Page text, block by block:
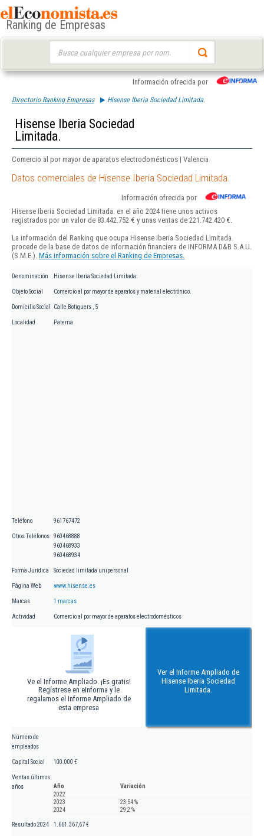
Ranking de Empresas
Información ofrecida por
Directorio Ranking Empresas Hisense Iberia Sociedad Limitada.
Hisense Iberia Sociedad
Limitada.
Comercio al por mayor de aparatos electrodomésticos | Valencia
Datos comerciales de Hisense Iberia Sociedad Limitada.
Información ofrecida por
Hisense Iberia Sociedad Limitada. en el año 2024 tiene unos activos
registrados por un valor de 83.442.752 € y unas ventas de 221.742.420 €.
La información del Ranking que ocupa Hisense Iberia Sociedad Limitada.
procede de la base de datos de información financiera de INFORMA D&B S.A.U.
(S.M.E.). Más información sobre el Ranking de Empresas.
Denominación Hisense Iberia Sociedad Limitada.
Objeto Social Comercio al por mayor de aparatos y material electrónico.
Domicilio Social Calle Botiguers , 5
Localidad Paterna
Teléfono 961767472
Otros Teléfonos
960468888
960468933
960468934
Forma Jurídica Sociedad limitada unipersonal
Página Web www.hisense.es
Marcas 1 marcas
Actividad Comercio al por mayor de aparatos electrodomésticos
Ve el Informe Ampliado. ¡Es gratis!
Regístrese en eInforma y le
regalamos el Informe Ampliado de
esta empresa
Ver el Informe Ampliado de
Hisense Iberia Sociedad
Limitada.
Número de
empleados
Capital Social 100.000 €
Ventas últimos
años
Año
Variación
2022
2023
23,54 %
2024
29,2 %
Resultado 2024 1.661.367,67 €